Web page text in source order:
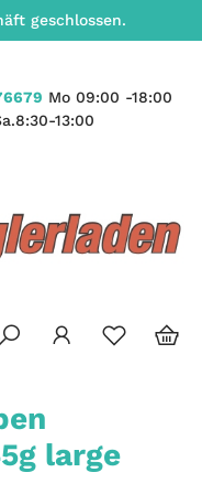
geschlossen.
Mo 09:00 -18:00
13:00
large